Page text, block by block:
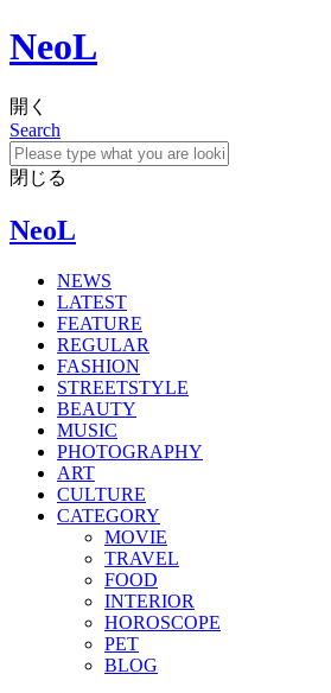
NeoL
開く
Search
閉じる
NeoL
NEWS
LATEST
FEATURE
REGULAR
FASHION
STREETSTYLE
BEAUTY
MUSIC
PHOTOGRAPHY
ART
CULTURE
CATEGORY
MOVIE
TRAVEL
FOOD
INTERIOR
HOROSCOPE
PET
BLOG